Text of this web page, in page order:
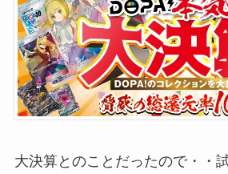
大決算とのことだったので・・